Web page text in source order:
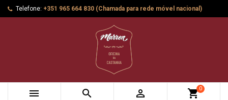
Telefone: +351 965 664 830 (Chamada para rede móvel nacional)
   shopping_cart0